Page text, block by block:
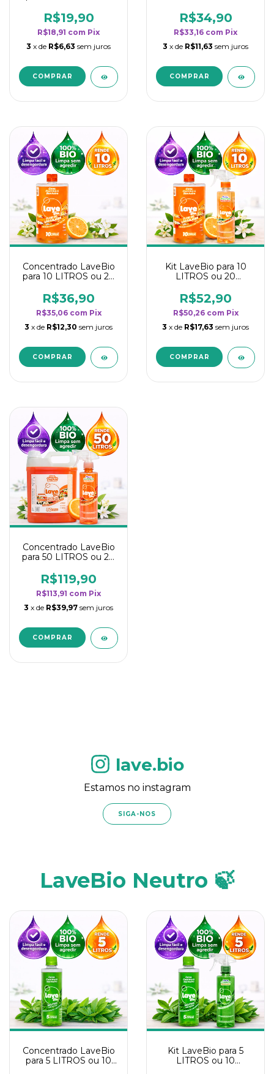
rendimento da
categoria - Flor de
Laranjeira
R$19,90
R$18,91 com Pix
3 x de R$6,63 sem juros
rendimento da
categoria - Flor de
Laranjeira
R$34,90
R$33,16 com Pix
3 x de R$11,63 sem juros
Concentrado LaveBio
para 10 LITROS ou 20
rendimento da
categoria - Flor de
Laranjeira
R$36,90
R$35,06 com Pix
3 x de R$12,30 sem juros
Kit LaveBio para 10
LITROS ou 20
rendimento da
categoria - Flor de
Laranjeira
R$52,90
R$50,26 com Pix
3 x de R$17,63 sem juros
Concentrado LaveBio
para 50 LITROS ou 20
rendimento da
categoria - Flor de
Laranjeira
R$119,90
R$113,91 com Pix
3 x de R$39,97 sem juros
lave.bio
Estamos no instagram
SIGA-NOS
LaveBio Neutro 🍃
Concentrado LaveBio
para 5 LITROS ou 10
Kit LaveBio para 5
LITROS ou 10